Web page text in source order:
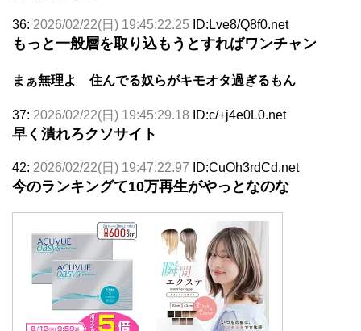
36: 2026/02/22(日) 19:45:22.25 ID:Lve8/Q8f0.net
もっと一般層を取り込もうとすればワンチャン
まぁ無理よ 住んでる奴らがキモオタ過ぎるもん
37: 2026/02/22(日) 19:45:29.18 ID:c/+j4e0L0.net
早く潰れろクソサイト
42: 2026/02/22(日) 19:47:22.97 ID:CuOh3rdCd.net
今のランキングて10万再生がやっとなのな